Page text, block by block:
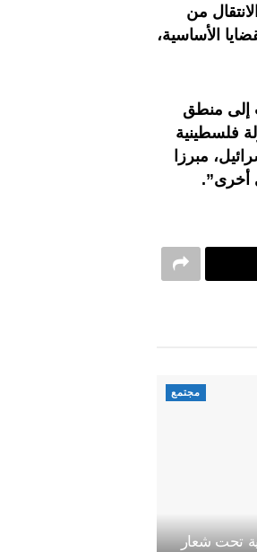
من
الأساسية،
إلى منطق
فلسطينية
مبرزا
أخرى”.
مجتمع
تحت شعار